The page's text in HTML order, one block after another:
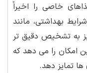
خاصی را اخیراً
بهداشتی، مانند
به تشخیص دقیق تر
امکان را می دهد که
ها تمایز دهد.